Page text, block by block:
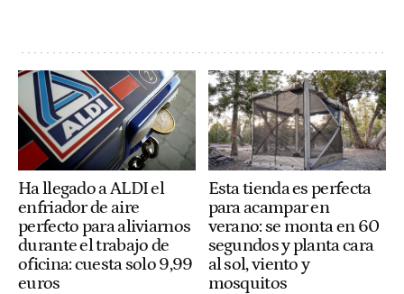
Ha llegado a ALDI el
enfriador de aire
perfecto para aliviarnos
durante el trabajo de
oficina: cuesta solo 9,99
euros
Esta tienda es perfecta
para acampar en
verano: se monta en 60
segundos y planta cara
al sol, viento y
mosquitos